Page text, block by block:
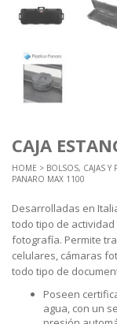
CAJA
HOME > BOLSOS, CAJAS Y
PANARO MAX 1100
Desarrolladas en
todo tipo de actividad
fotografía. Permite
celulares, cámaras
todo tipo de
Poseen
agua, con un